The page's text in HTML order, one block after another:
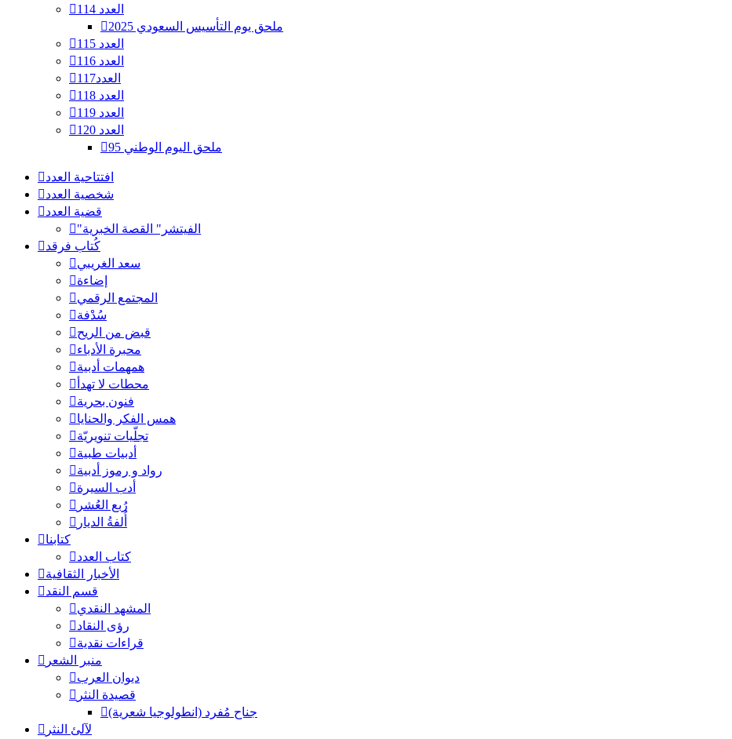
العدد 114
ملحق يوم التأسيس السعودي 2025
العدد 115
العدد 116
العدد117
العدد 118
العدد 119
العدد 120
ملحق اليوم الوطني 95
افتتاحية العدد
شخصية العدد
قضية العدد
"الفيتشر" القصة الخبرية
كُتاب فرقد
سعد الغريبي
إضاءة
المجتمع الرقمي
سُدْفة
قبض من الريح
محبرة الأدباء
همهمات أدبية
محطات لا تهدأ
فنون بحرية
همس الفكر والحنايا
تجلّيات تنويريّة
أدبيات طبية
رواد و رموز أدبية
أدب السيرة
رُبع العُشر
أُلفةُ الديار
كتابنا
كتاب العدد
الأخبار الثقافية
قسم النقد
المشهد النقدي
رؤى النقاد
قراءات نقدية
منبر الشعر
ديوان العرب
قصيدة النثر
جناح مُفرد (انطولوجيا شعرية)
لآلئ النثر